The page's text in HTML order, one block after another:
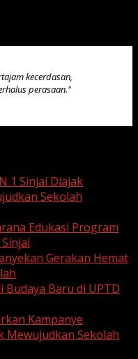
kecerdasan,
perasaan."
1 Sinjai Diajak
Sekolah
Edukasi Program
Gerakan Hemat
Budaya Baru di UPTD
Kampanye
Mewujudkan Sekolah